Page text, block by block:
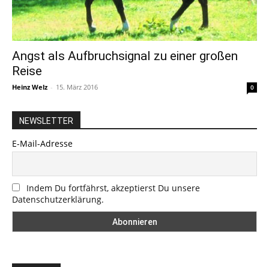
Angst als Aufbruchsignal zu einer großen
Reise
Heinz Welz - 15. März 2016 0
NEWSLETTER
E-Mail-Adresse
Indem Du fortfährst, akzeptierst Du unsere
Datenschutzerklärung.